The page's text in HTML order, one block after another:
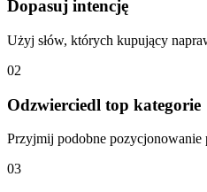
Dopasuj intencję
Użyj słów, których kupujący
02
Odzwierciedl top kategorie
Przyjmij podobne pozycjonowanie
03